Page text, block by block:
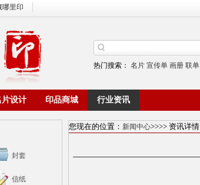
哪里印
热门搜索： 名片 宣传单 画册 联单
设计 印品商城 行业资讯
封套
信纸
您现在的位置： 新闻中心>>>> 资讯详情